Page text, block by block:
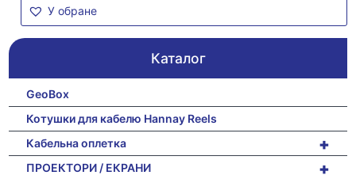
У обране
Каталог
GeoBox
Котушки для кабелю Hannay Reels
+
Кабельна оплетка
+
ПРОЕКТОРИ / ЕКРАНИ